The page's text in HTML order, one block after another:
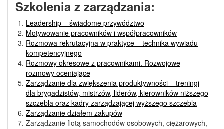
Szkolenia z zarządzania:
Leadership – świadome przywództwo
Motywowanie pracowników i współpracowników
Rozmowa rekrutacyjna w praktyce – technika wywiadu
kompetencyjnego
Rozmowy okresowe z pracownikami. Rozwojowe
rozmowy oceniające
Zarządzanie dla zwiększenia produktywności – treningi
dla brygadzistów, mistrzów, liderów, kierowników niższego
szczebla oraz kadry zarządzającej wyższego szczebla
Zarządzanie działem zakupów
Zarządzanie flotą samochodów osobowych, ciężarowych,